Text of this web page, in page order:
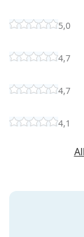
5,0
4,7
4,7
4,1